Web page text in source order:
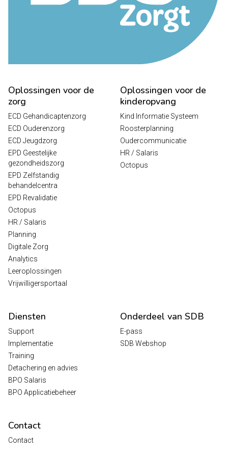
Oplossingen voor de
zorg
ECD Gehandicaptenzorg
ECD Ouderenzorg
ECD Jeugdzorg
EPD Geestelijke
gezondheidszorg
EPD Zelfstandig
behandelcentra
EPD Revalidatie
Octopus
HR / Salaris
Planning
Digitale Zorg
Analytics
Leeroplossingen
Vrijwilligersportaal
Oplossingen voor de
kinderopvang
Kind Informatie Systeem
Roosterplanning
Oudercommunicatie
HR / Salaris
Octopus
Diensten
Support
Implementatie
Training
Detachering en advies
BPO Salaris
BPO Applicatiebeheer
Onderdeel van SDB
E-pass
SDB Webshop
Contact
Contact